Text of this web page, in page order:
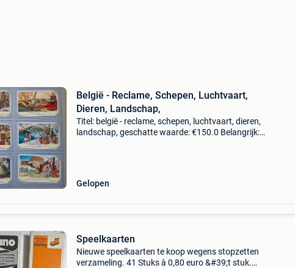
België - Reclame, Schepen, Luchtvaart,
Dieren, Landschap,
Titel: belgië - reclame, schepen, luchtvaart, dieren,
landschap, geschatte waarde: €150.0 Belangrijk:
Gelopen
Speelkaarten
Nieuwe speelkaarten te koop wegens stopzetten
verzameling. 41 Stuks à 0,80 euro &#39;t stuk.